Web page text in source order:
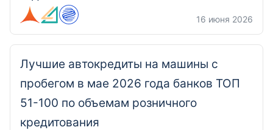
16 июня 2026
Лучшие автокредиты на машины с
пробегом в мае 2026 года банков ТОП
51-100 по объемам розничного
кредитования